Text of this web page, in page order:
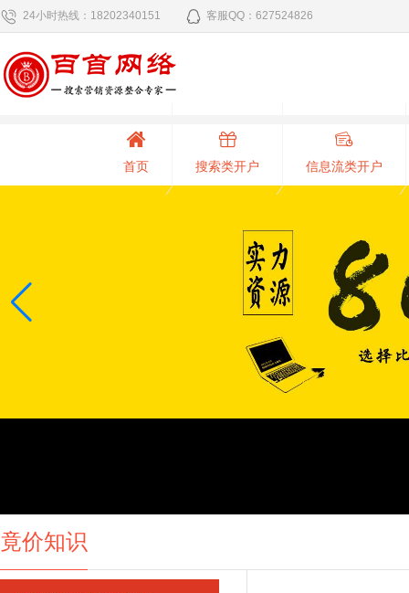
24小时热线：18202340151 客服QQ：627524826
首页 搜索类开户 信息流类开户
竟价知识